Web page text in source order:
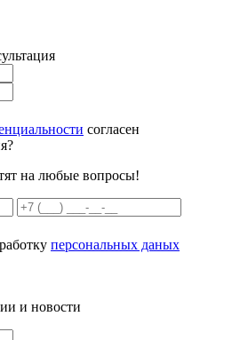
согласен
на любые вопросы!
персональных даных
и новости